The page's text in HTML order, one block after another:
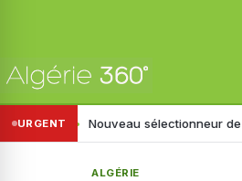
URGENTNouveau sélectionneur de
ALGÉRIE